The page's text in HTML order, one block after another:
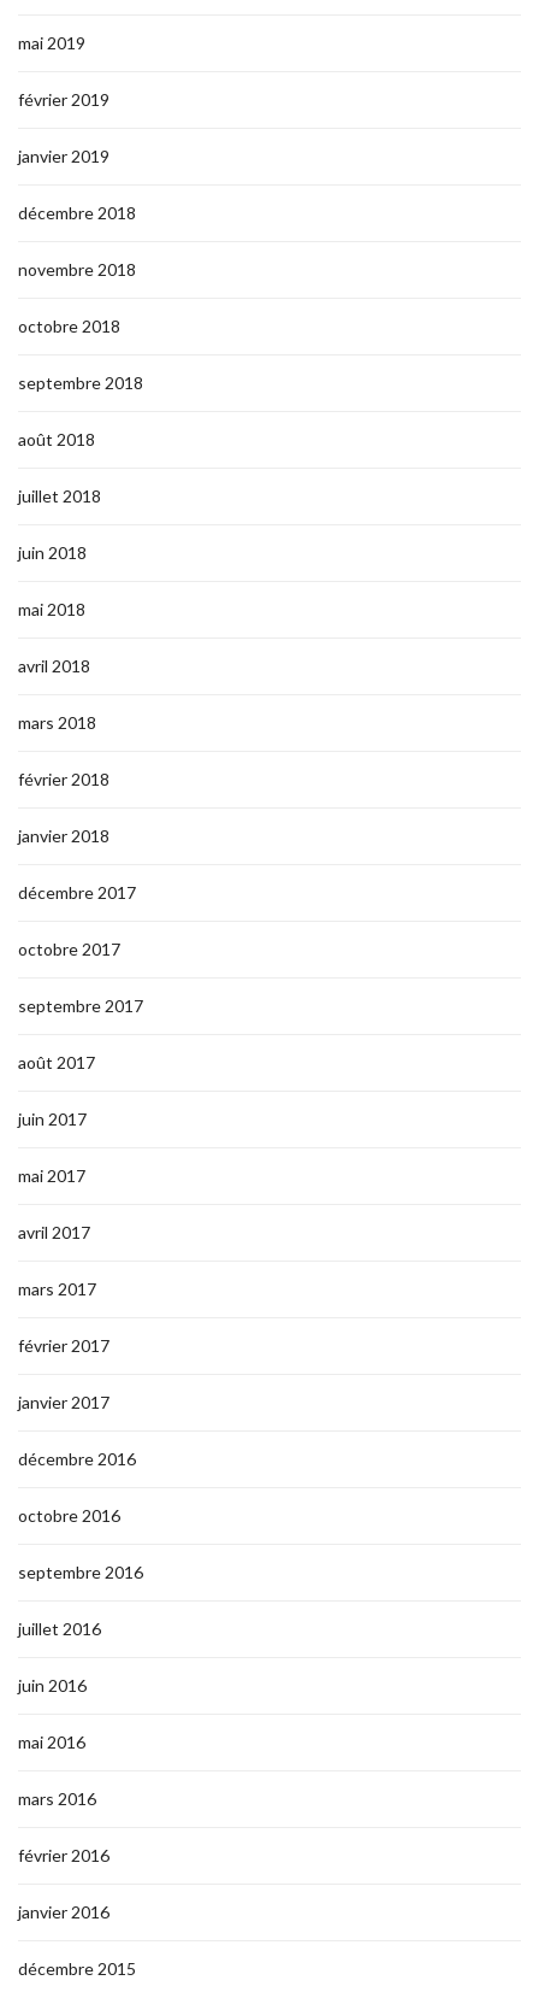
mai 2019
février 2019
janvier 2019
décembre 2018
novembre 2018
octobre 2018
septembre 2018
août 2018
juillet 2018
juin 2018
mai 2018
avril 2018
mars 2018
février 2018
janvier 2018
décembre 2017
octobre 2017
septembre 2017
août 2017
juin 2017
mai 2017
avril 2017
mars 2017
février 2017
janvier 2017
décembre 2016
octobre 2016
septembre 2016
juillet 2016
juin 2016
mai 2016
mars 2016
février 2016
janvier 2016
décembre 2015